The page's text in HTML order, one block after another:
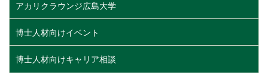
アカリクラウンジ広島大学
博士人材向けイベント
博士人材向けキャリア相談